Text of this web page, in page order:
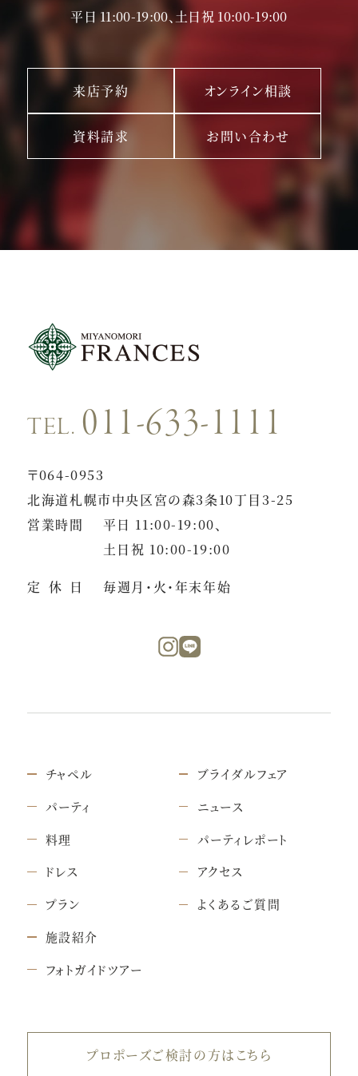
平日 11:00-19:00、土日祝 10:00-19:00
来店予約 オンライン相談
資料請求 お問い合わせ
TEL. 011-633-1111
〒064-0953
北海道札幌市中央区宮の森3条10丁目3-25
営業時間
平日 11:00-19:00、
土日祝 10:00-19:00
定休日 毎週月・火・年末年始
チャペル
パーティ
料理
ドレス
プラン
施設紹介
フォトガイドツアー
ブライダルフェア
ニュース
パーティレポート
アクセス
よくあるご質問
プロポーズご検討の方はこちら